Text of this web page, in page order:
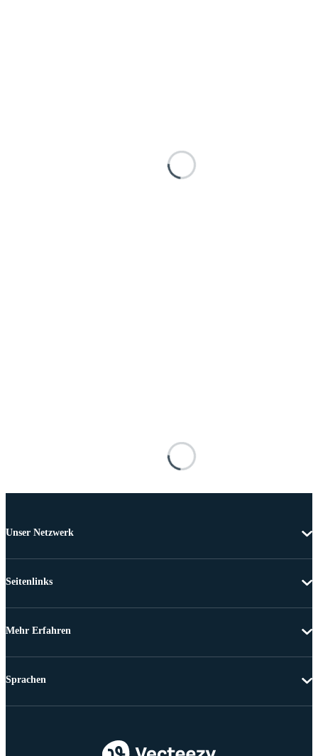
Unser Netzwerk
Seitenlinks
Mehr Erfahren
Sprachen